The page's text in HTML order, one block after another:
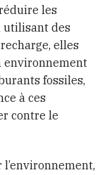
les
utilisant des
elles
environnement
fossiles,
à ces
contre le